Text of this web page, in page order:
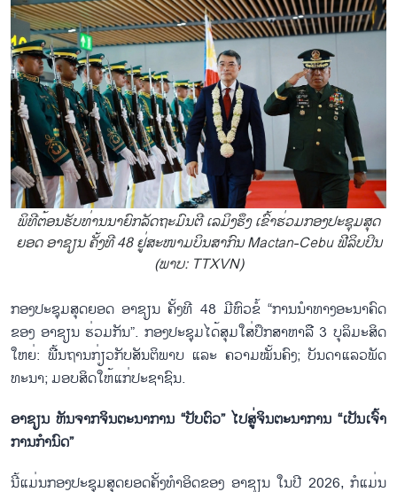
ພິ​ທີ​ຕ້ອນ​ຮັບ​ທ່ານ​ນາ​ຍົກ​ລັດ​ຖະ​ມົນ​ຕີ ເລ​ມິງ​ຮຶງ ເຂົ້າ​ຮ່ວມກອງ​ປະ​ຊຸມ​ສຸດ
ຍອດ ອາ​ຊຽນ ຄັ້ງ​ທີ 48 ຢູ່​ສະ​ໜາມ​ບິນສາ​ກົນ Mactan-Cebu ຟີ​ລິບ​ປິນ
(ພາບ: TTXVN)
ກອ​ງ​ປະ​ຊຸມ​ສຸດຍອດ ອາ​ຊຽນ ຄັ້ງ​ທີ 48 ມີ​ຫົວ​ຂໍ້ “ການ​ນຳ​ທາງ​ອະ​ນາ​ຄົດ​
ຂອງ ອ​າ​ຊຽນ ຮ່ວມ​ກັນ”. ກອງ​ປະ​ຊຸມ​ໄດ້​ສຸມ​ໃສ່​ປຶກ​ສາ​ຫາ​ລື 3 ບຸ​ລິ​ມະ​ສິດ​
ໃຫຍ່: ພື້ນ​ຖານ​ກ່ຽວ​ກັບ​ສັນ​ຕ​ິ​ພາບ ແລະ ຄວາມ​ໝັ້ນ​ຄົງ; ບັນ​ດາ​ແລວ​ພັດ​
ທະ​ນາ; ມອບ​ສິດ​ໃຫ້​ແກ່​ປະ​ຊາ​ຊົນ.
ອາ​ຊຽນ ຫັນ​ຈາກ​ຈິນ​ຕະ​ນາ​ການ “ປັບ​ຕົວ” ໄປ​ສູ່​ຈິນ​ຕ​ະ​ນາ​ການ “ເປັນ​ເຈົ້າ​
ການ​ກຳ​ນົດ​”
ນີ້​ແມ່ນກອງ​ປະ​ຊຸມ​ສຸດຍອດ​ຄ​ັ້ງ​ທຳ​ອິດ​ຂອງ ອາ​ຊຽນ ໃນ​ປີ 2026, ກໍ​ແມ່ນ​